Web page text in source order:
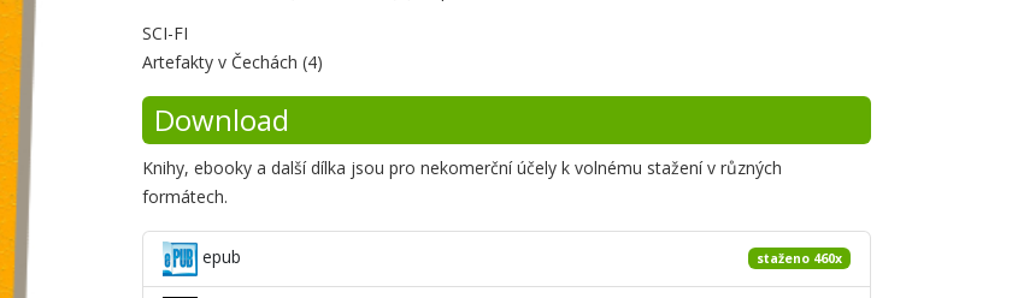
Krátké
shrnutí
SCI-FI
Artefakty v Čechách (4)
Download
Knihy, ebooky a další dílka jsou pro nekomerční účely k volnému stažení v různých
formátech.
epub staženo 460x